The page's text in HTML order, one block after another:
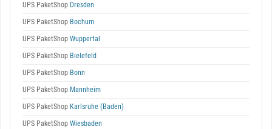
UPS PaketShop Dresden
UPS PaketShop Bochum
UPS PaketShop Wuppertal
UPS PaketShop Bielefeld
UPS PaketShop Bonn
UPS PaketShop Mannheim
UPS PaketShop Karlsruhe (Baden)
UPS PaketShop Wiesbaden